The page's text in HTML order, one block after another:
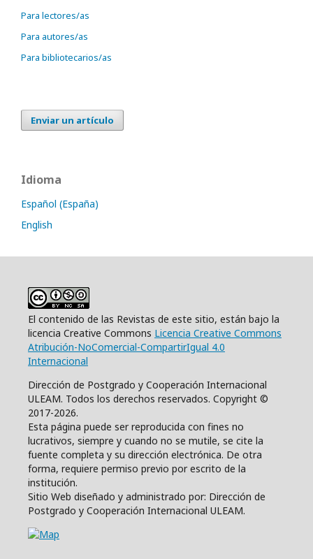
Para lectores/as
Para autores/as
Para bibliotecarios/as
Enviar un artículo
Idioma
Español (España)
English
El contenido de las Revistas de este sitio, están bajo la
licencia Creative Commons Licencia Creative Commons
Atribución-NoComercial-CompartirIgual 4.0
Internacional
Dirección de Postgrado y Cooperación Internacional
ULEAM. Todos los derechos reservados. Copyright ©
2017-2026.
Esta página puede ser reproducida con fines no
lucrativos, siempre y cuando no se mutile, se cite la
fuente completa y su dirección electrónica. De otra
forma, requiere permiso previo por escrito de la
institución.
Sitio Web diseñado y administrado por: Dirección de
Postgrado y Cooperación Internacional ULEAM.